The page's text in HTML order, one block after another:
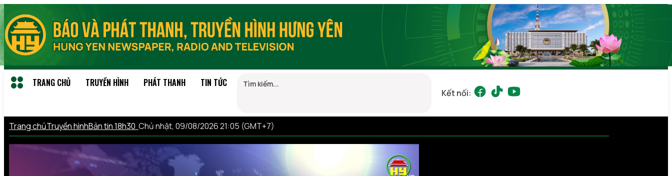
TRANG CHỦ TRUYỀN HÌNH PHÁT THANH TIN TỨC
Kết nối:
Trang chủTruyền hìnhBản tin 18h30 Chủ nhật, 09/08/2026 21:05 (GMT+7)